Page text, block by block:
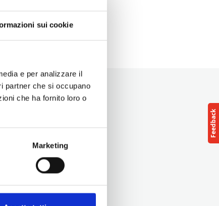
sui cookie
e per analizzare il
partner che si occupano
che ha fornito loro o
Marketing
Seguici su